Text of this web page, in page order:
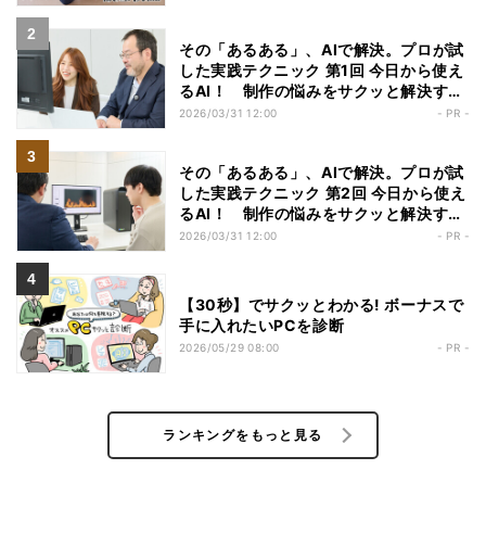
その「あるある」、AIで解決。プロが試
した実践テクニック 第1回 今日から使え
るAI！ 制作の悩みをサクッと解決する
実践ガイド【Webデザイナー編】
2026/03/31 12:00 - PR -
その「あるある」、AIで解決。プロが試
した実践テクニック 第2回 今日から使え
るAI！ 制作の悩みをサクッと解決する
実践ガイド【動画編集者編】
2026/03/31 12:00 - PR -
【30秒】でサクッとわかる! ボーナスで
手に入れたいPCを診断
2026/05/29 08:00 - PR -
ランキングをもっと見る